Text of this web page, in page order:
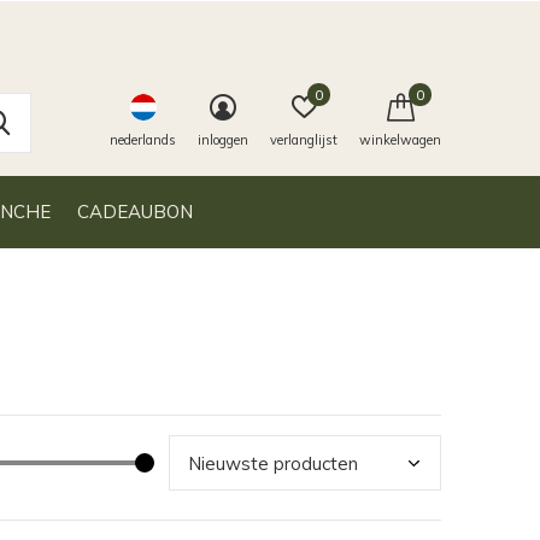
CADEAUBON
nederlands inloggen verlanglijst
0
winkelwagen
0